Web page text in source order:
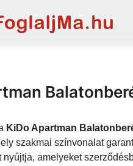
KiDo Apartman
szakmai színvonalat
nyújtja, amelyeket